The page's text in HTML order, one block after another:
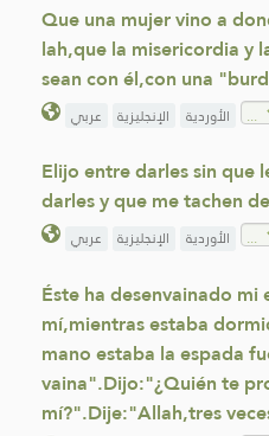
Que una mujer vino a
lah,que la misericordia y
sean con él,con una
عربي الإنجليزية الأوردية
Elijo entre darles sin que
darles y que me tachen
عربي الإنجليزية الأوردية
Éste ha desenvainado mi
mí,mientras estaba
mano estaba la espada
vaina".Dijo:"¿Quién te
mí?".Dije:"Allah,tres